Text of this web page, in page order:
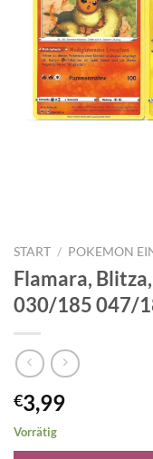
START / POKEMON
Flamara,
030/185 047/
€3,99
Vorrätig